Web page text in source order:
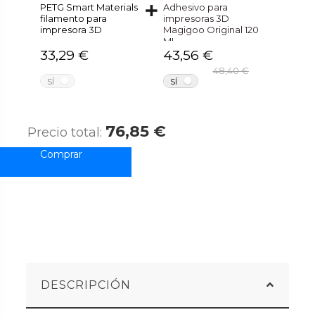
PETG Smart Materials
filamento para
impresora 3D
33,29 €
SÍ
Adhesivo para
impresoras 3D
Magigoo Original 120
ML
43,56 €
48,40 €
SÍ
Precio total: 76,85 €
DESCRIPCIÓN